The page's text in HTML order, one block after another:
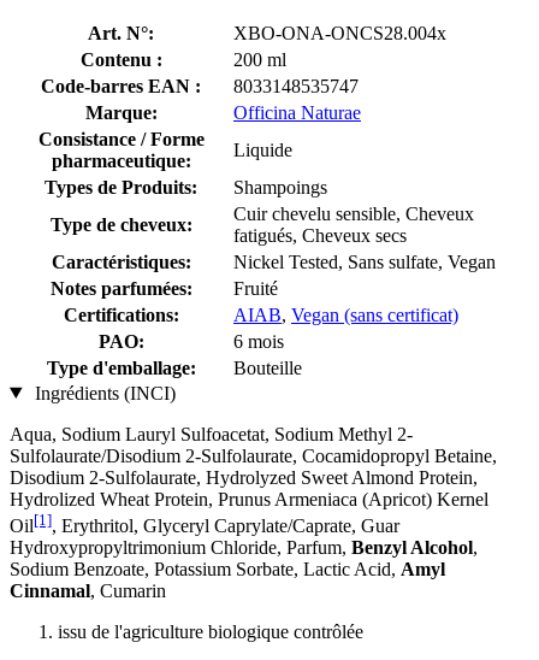
Art. N°:
XBO-ONA-ONCS28.004x
Contenu :
200 ml
Code-barres EAN :
8033148535747
Marque:
Officina Naturae
Consistance / Forme
pharmaceutique:
Liquide
Types de Produits:
Shampoings
Type de cheveux:
Cuir chevelu sensible, Cheveux
fatigués, Cheveux secs
Caractéristiques:
Nickel Tested, Sans sulfate, Vegan
Notes parfumées:
Fruité
Certifications:
AIAB, Vegan (sans certificat)
PAO:
6 mois
Type d'emballage:
Bouteille
Ingrédients (INCI)
Aqua, Sodium Lauryl Sulfoacetat, Sodium Methyl 2-
Sulfolaurate/Disodium 2-Sulfolaurate, Cocamidopropyl Betaine,
Disodium 2-Sulfolaurate, Hydrolyzed Sweet Almond Protein,
Hydrolized Wheat Protein, Prunus Armeniaca (Apricot) Kernel
Oil[1], Erythritol, Glyceryl Caprylate/Caprate, Guar
Hydroxypropyltrimonium Chloride, Parfum, Benzyl Alcohol,
Sodium Benzoate, Potassium Sorbate, Lactic Acid, Amyl
Cinnamal, Cumarin
issu de l'agriculture biologique contrôlée